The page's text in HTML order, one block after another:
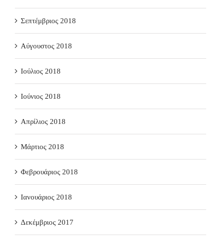
Σεπτέμβριος 2018
Αύγουστος 2018
Ιούλιος 2018
Ιούνιος 2018
Απρίλιος 2018
Μάρτιος 2018
Φεβρουάριος 2018
Ιανουάριος 2018
Δεκέμβριος 2017